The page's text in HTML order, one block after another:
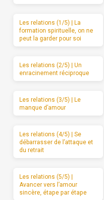
Les relations (1/5) | La
formation spirituelle, on ne
peut la garder pour soi
Les relations (2/5) | Un
enracinement réciproque
Les relations (3/5) | Le
manque d’amour
Les relations (4/5) | Se
débarrasser de l’attaque et
du retrait
Les relations (5/5) |
Avancer vers l’amour
sincère, étape par étape